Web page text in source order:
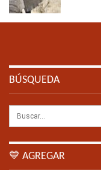
BÚSQUEDA
💙 AGREGAR